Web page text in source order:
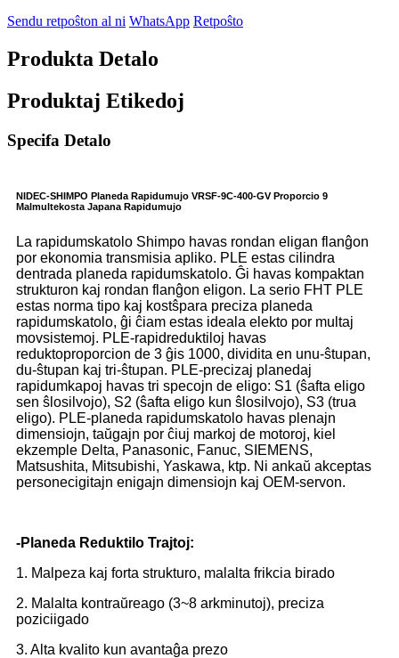
Sendu retpoŝton al ni WhatsApp Retpoŝto
Produkta Detalo
Produktaj Etikedoj
Specifa Detalo
NIDEC-SHIMPO Planeda Rapidumujo VRSF-9C-400-GV Proporcio 9
Malmultekosta Japana Rapidumujo
La rapidumskatolo Shimpo havas rondan eligan flanĝon
por ekonomia transmisia apliko. PLE estas cilindra
dentrada planeda rapidumskatolo. Ĝi havas kompaktan
strukturon kaj rondan flanĝon eligon. La serio FHT PLE
estas norma tipo kaj kostŝpara preciza planeda
rapidumskatolo, ĝi ĉiam estas ideala elekto por multaj
movsistemoj. PLE-rapidreduktiloj havas
reduktoproporcion de 3 ĝis 1000, dividita en unu-ŝtupan,
du-ŝtupan kaj tri-ŝtupan. PLE-precizaj planedaj
rapidumkapoj havas tri specojn de eligo: S1 (ŝafta eligo
sen ŝlosilvojo), S2 (ŝafta eligo kun ŝlosilvojo), S3 (trua
eligo). PLE-planeda rapidumskatolo havas plenajn
dimensiojn, taŭgajn por ĉiuj markoj de motoroj, kiel
ekzemple Delta, Panasonic, Fanuc, SIEMENS,
Matsushita, Mitsubishi, Yaskawa, ktp. Ni ankaŭ akceptas
personecigitajn enigajn dimensiojn kaj OEM-servon.
-Planeda Reduktilo Trajtoj:
1. Malpeza kaj forta strukturo, malalta frikcia birado
2. Malalta kontraŭreago (3~8 arkminutoj), preciza
poziciigado
3. Alta kvalito kun avantaĝa prezo